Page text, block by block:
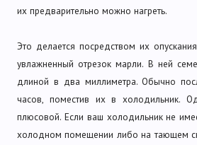
их предварительно можно нагреть.
Это делается посредством их
увлажненный отрезок марли. В ней
длиной в два миллиметра. Обычно
часов, поместив их в холодильник.
плюсовой. Если ваш холодильник не
холодном помещении либо на тающем